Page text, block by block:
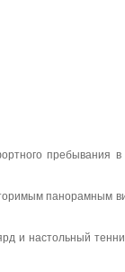
пребывания в
панорамным
и настольный